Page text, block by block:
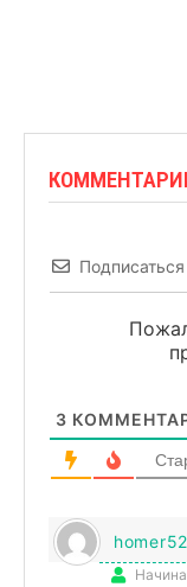
Подписаться
3
homer52